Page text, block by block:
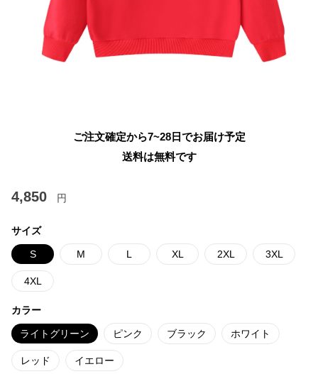
ご注文確定から7~28日でお届け予定
送料は無料です
4,850 円
サイズ
S M L XL 2XL 3XL
4XL
カラー
ライトグリーン ピンク ブラック ホワイト
レッド イエロー